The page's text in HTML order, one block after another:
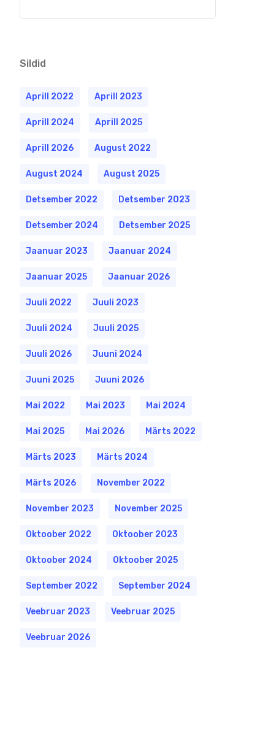
Sildid
Aprill 2022 Aprill 2023
Aprill 2024 Aprill 2025
Aprill 2026 August 2022
August 2024 August 2025
Detsember 2022 Detsember 2023
Detsember 2024 Detsember 2025
Jaanuar 2023 Jaanuar 2024
Jaanuar 2025 Jaanuar 2026
Juuli 2022 Juuli 2023
Juuli 2024 Juuli 2025
Juuli 2026 Juuni 2024
Juuni 2025 Juuni 2026
Mai 2022 Mai 2023 Mai 2024
Mai 2025 Mai 2026 Märts 2022
Märts 2023 Märts 2024
Märts 2026 November 2022
November 2023 November 2025
Oktoober 2022 Oktoober 2023
Oktoober 2024 Oktoober 2025
September 2022 September 2024
Veebruar 2023 Veebruar 2025
Veebruar 2026